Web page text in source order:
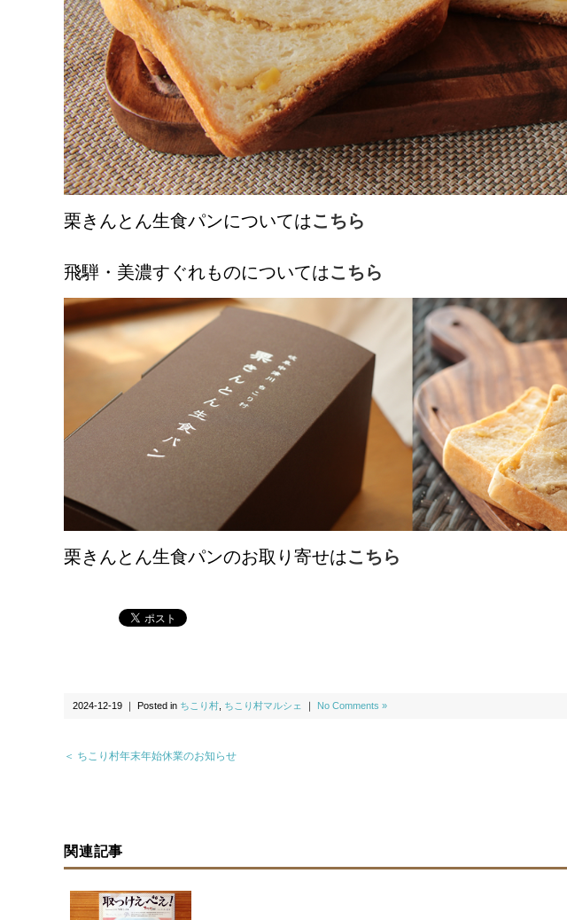
栗きんとん生食パンについてはこちら
飛騨・美濃すぐれものについてはこちら
栗きんとん生食パンのお取り寄せはこちら
2024-12-19 ｜ Posted in ちこり村 ちこり村マルシェ No Comments »
＜ ちこり村年末年始休業のお知らせ
関連記事